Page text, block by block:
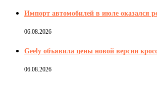
Импорт автомобилей в июле оказался
06.08.2026
Geely объявила цены новой версии
06.08.2026